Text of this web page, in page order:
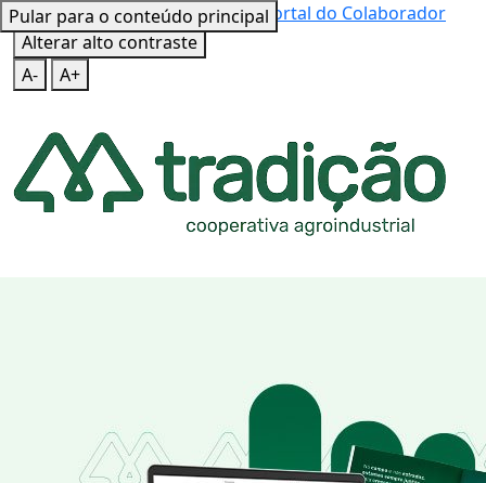
Pular para o conteúdo principal
Mapa do SiteTeclas de AtalhoPortal do Colaborador
Alterar alto contraste
A-
A+